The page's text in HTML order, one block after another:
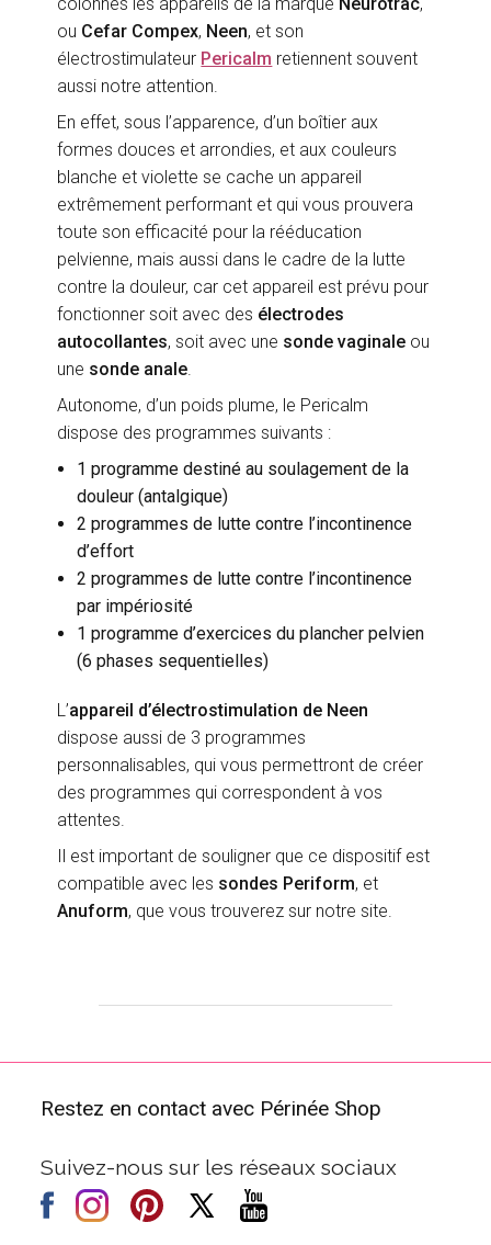
ou Cefar Compex, Neen, et son
électrostimulateur Pericalm retiennent souvent
aussi notre attention.
En effet, sous l’apparence, d’un boîtier aux
formes douces et arrondies, et aux couleurs
blanche et violette se cache un appareil
extrêmement performant et qui vous prouvera
toute son efficacité pour la rééducation
pelvienne, mais aussi dans le cadre de la lutte
contre la douleur, car cet appareil est prévu pour
fonctionner soit avec des électrodes
autocollantes, soit avec une sonde vaginale ou
une sonde anale
Autonome, d’un poids plume, le Pericalm
dispose des programmes suivants :
1 programme destiné au soulagement de la
douleur (antalgique)
2 programmes de lutte contre l’incontinence
d’effort
2 programmes de lutte contre l’incontinence
par impériosité
1 programme d’exercices du plancher pelvien
(6 phases sequentielles)
L’appareil d’électrostimulation de Neen
dispose aussi de 3 programmes
personnalisables, qui vous permettront de créer
des programmes qui correspondent à vos
attentes.
Il est important de souligner que ce dispositif est
compatible avec les sondes Periform, et
Anuform, que vous trouverez sur notre site.
Restez en contact avec Périnée Shop
Suivez-nous sur les réseaux sociaux